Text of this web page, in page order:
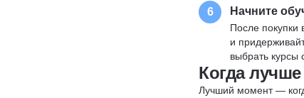
6 Начните
После покупки
и
выбрать курсы
Когда
Лучший момент —